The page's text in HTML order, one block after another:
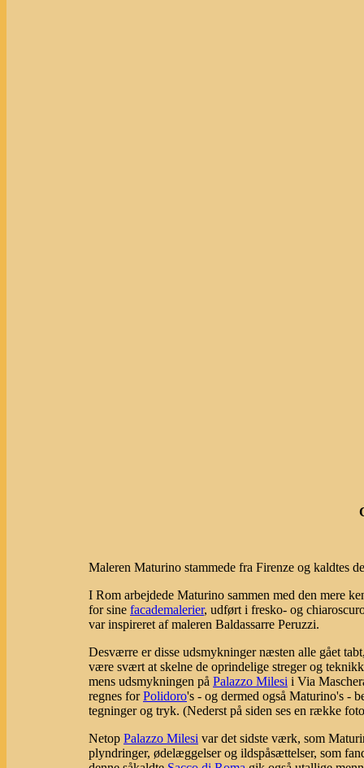
Maleren Maturino stammede fra Firenze og kaldtes
I Rom arbejdede Maturino sammen med den mere
for sine facademalerier, udført i fresko- og
var inspireret af maleren Baldassarre Peruzzi.
Desværre er disse udsmykninger næsten alle gået
være svært at skelne de oprindelige streger og
mens udsmykningen på Palazzo Milesi i Via
regnes forPolidoro's - og dermed også Maturino's -
tegninger og tryk. (Nederst på siden ses en række
Netop Palazzo Milesi var det sidste værk, som
plyndringer, ødelæggelser og ildspåsættelser, som